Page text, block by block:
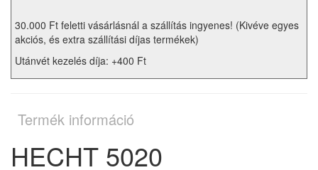
30.000 Ft feletti vásárlásnál a szállítás ingyenes! (Kivéve egyes
akciós, és extra szállítási díjas termékek)
Utánvét kezelés díja: +400 Ft
Termék információ
HECHT 5020